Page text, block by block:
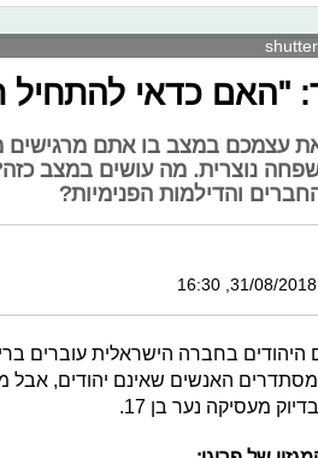
"האם כדאי להתחיל
את עצמכם במצב בו אתם
נוצרית. מה עושים במצב
והדילמות הפנימיות?
היהודים בחברה הישראלית עוברים
מסתדרים האנשים שאינם יהודים,
מעסיקה נער בן 17.